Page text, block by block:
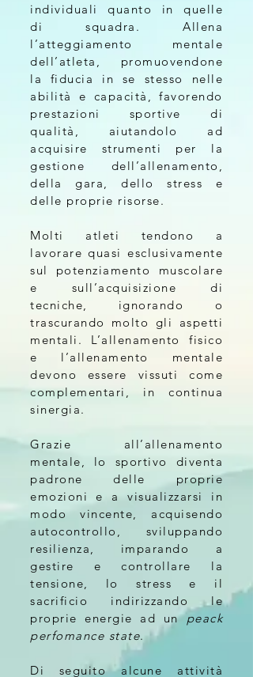
individuali quanto in quelle
di squadra. Allena
l’atteggiamento mentale
dell’atleta, promuovendone
la fiducia in se stesso nelle
abilità e capacità, favorendo
prestazioni sportive di
qualità, aiutandolo ad
acquisire strumenti per la
gestione dell’allenamento,
della gara, dello stress e
delle proprie risorse.
Molti atleti tendono a
lavorare quasi esclusivamente
sul potenziamento muscolare
e sull’acquisizione di
tecniche, ignorando o
trascurando molto gli aspetti
mentali. L’allenamento fisico
e l’allenamento mentale
devono essere vissuti come
complementari, in continua
sinergia.
Grazie all’allenamento
mentale, lo sportivo diventa
padrone delle proprie
emozioni e a visualizzarsi in
modo vincente, acquisendo
autocontrollo, sviluppando
resilienza, imparando a
gestire e controllare la
tensione, lo stress e il
sacrificio indirizzando le
proprie energie ad unpeack
perfomance state.
Di seguito alcune attività